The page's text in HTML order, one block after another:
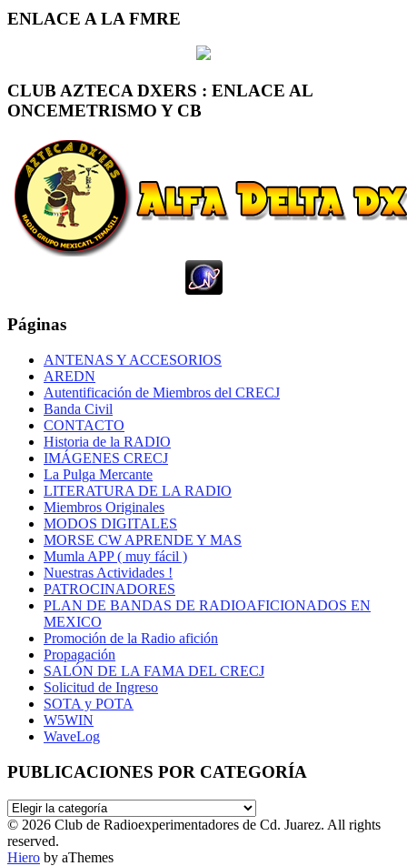
ENLACE A LA FMRE
CLUB AZTECA DXERS : ENLACE AL
ONCEMETRISMO Y CB
Páginas
ANTENAS Y ACCESORIOS
AREDN
Autentificación de Miembros del CRECJ
Banda Civil
CONTACTO
Historia de la RADIO
IMÁGENES CRECJ
La Pulga Mercante
LITERATURA DE LA RADIO
Miembros Originales
MODOS DIGITALES
MORSE CW APRENDE Y MAS
Mumla APP ( muy fácil )
Nuestras Actividades !
PATROCINADORES
PLAN DE BANDAS DE RADIOAFICIONADOS EN
MEXICO
Promoción de la Radio afición
Propagación
SALÓN DE LA FAMA DEL CRECJ
Solicitud de Ingreso
SOTA y POTA
W5WIN
WaveLog
PUBLICACIONES POR CATEGORÍA
PUBLICACIONES
POR
CATEGORÍA
© 2026 Club de Radioexperimentadores de Cd. Juarez. All rights
reserved.
Hiero by aThemes